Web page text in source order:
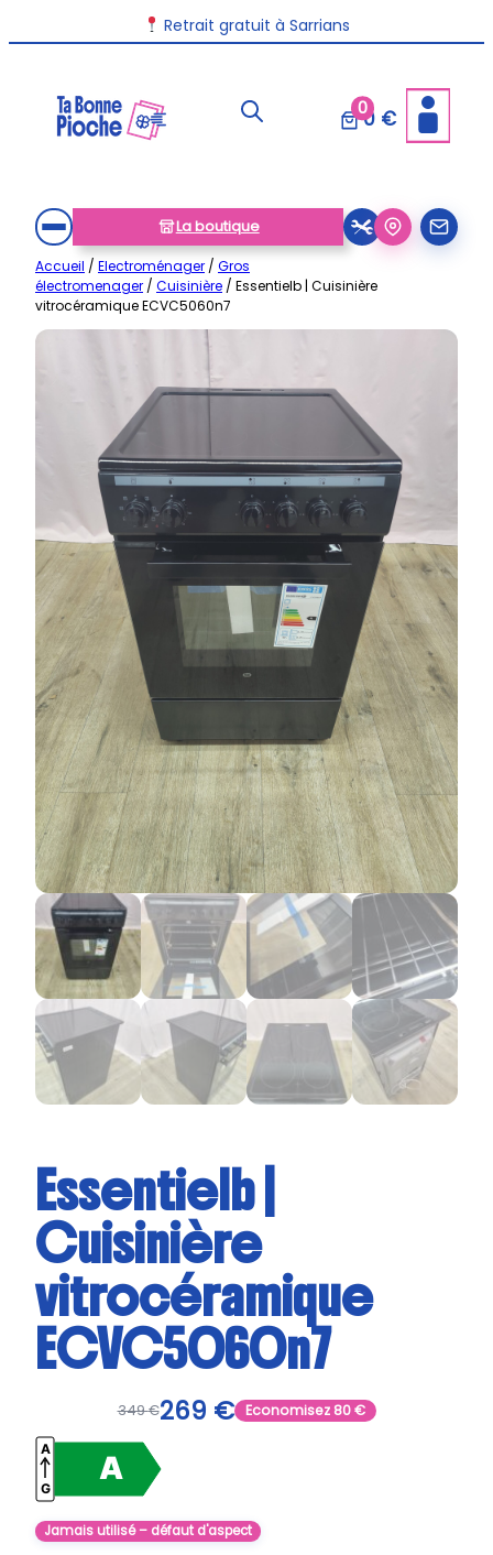
au
Retrait gratuit à Sarrians
00 €
La boutique
Accueil / Electroménager / Gros
électromenager / Cuisinière / Essentielb | Cuisinière
vitrocéramique ECVC5060n7
Essentielb |
Cuisinière
vitrocéramique
ECVC5060n7
349€269 € Economisez 80€
Jamais utilisé – défaut d'aspect